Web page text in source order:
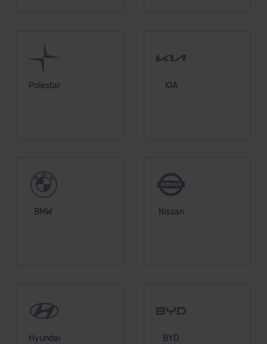
Polestar KIA
BMW Nissan
Hyundai BYD